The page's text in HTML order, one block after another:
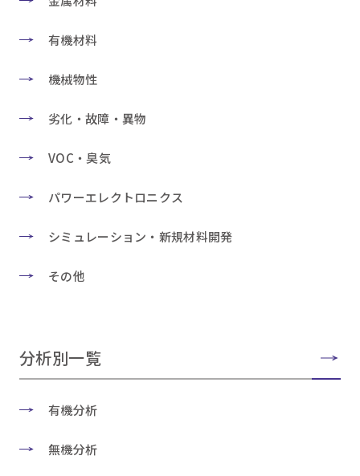
有機材料
機械物性
劣化・故障・異物
VOC・臭気
パワーエレクトロニクス
シミュレーション・新規材料開発
その他
分析別一覧
有機分析
無機分析